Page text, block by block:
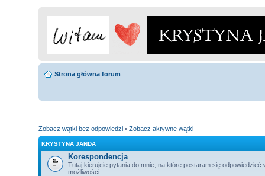
Strona główna forum
Zobacz wątki bez odpowiedzi • Zobacz aktywne wątki
KRYSTYNA JANDA
Korespondencja
Tutaj kierujcie pytania do mnie, na które postaram się odpowiedzieć
możliwości.